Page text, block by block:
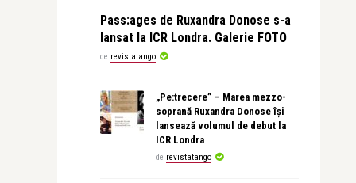
Pass:ages de Ruxandra Donose s-a
lansat la ICR Londra. Galerie FOTO
de revistatango
„Pe:trecere” – Marea mezzo-
soprană Ruxandra Donose își
lansează volumul de debut la
ICR Londra
de revistatango